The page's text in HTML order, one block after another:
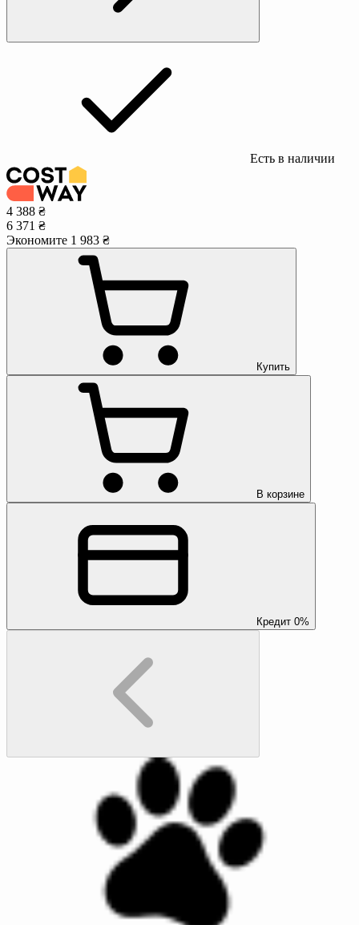
Есть в наличии
4 388 ₴
6 371 ₴
Экономите 1 983 ₴
Купить
В корзине
Кредит 0%